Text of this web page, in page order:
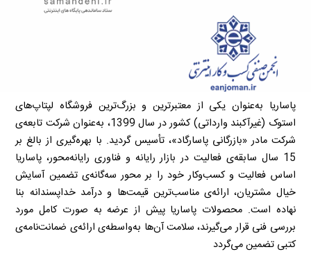
پاساریا به‌عنوان یکی از معتبرترین و بزرگ‌ترین فروشگاه لپتاپ‌های
استوک (غیرآکبند وارداتی) کشور در سال 1399، به‌عنوان شرکت تابعه‌ی
شرکت مادر «بازرگانی پاسارگاد»، تأسیس گردید. با بهره‌گیری از بالغ بر
15 سال سابقه‌ی فعالیت در بازار رایانه و فناوری رایانه‌محور، پاساریا
اساس فعالیت و کسب‌وکار خود را بر محور سه‌گانه‌ی تضمین آسایش
خیال مشتریان، ارائه‌ی مناسب‌ترین قیمت‌ها و درآمد خداپسندانه بنا
نهاده است. محصولات پاساریا پیش از عرضه به صورت کامل مورد
بررسی فنی قرار می‌گیرند، سلامت آن‌ها به‌واسطه‌ی ارائه‌ی ضمانت‌نامه‌ی
کتبی تضمین می‌گردد